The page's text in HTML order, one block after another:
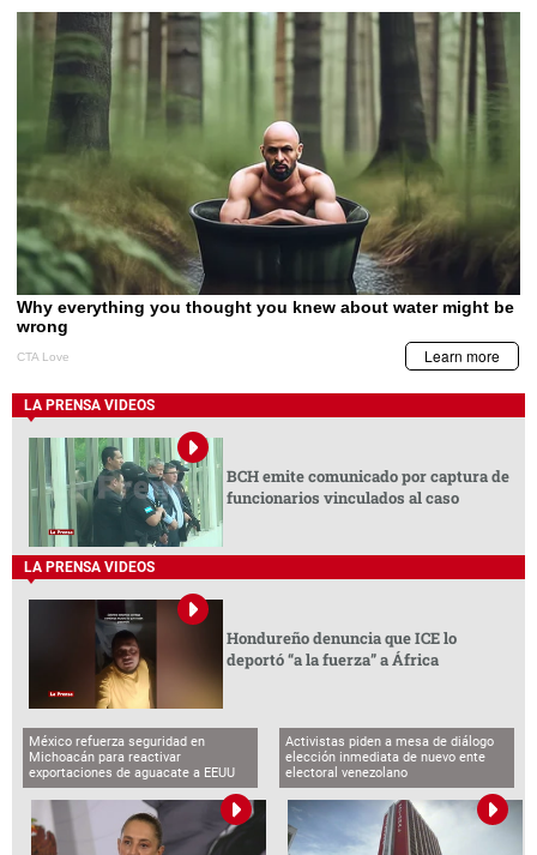
LA PRENSA VIDEOS
BCH emite comunicado por captura de
funcionarios vinculados al caso
LA PRENSA VIDEOS
Hondureño denuncia que ICE lo
deportó “a la fuerza” a África
México refuerza seguridad en
Michoacán para reactivar
exportaciones de aguacate a EEUU
Activistas piden a mesa de diálogo
elección inmediata de nuevo ente
electoral venezolano